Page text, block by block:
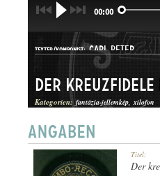
00:00
TEXTER/KOMPONIST: CARL PETER
JELLEMKÉP
Der kreuzfidele
Kategorien: fantázia-jellemkép xilofon
Titel:
Der